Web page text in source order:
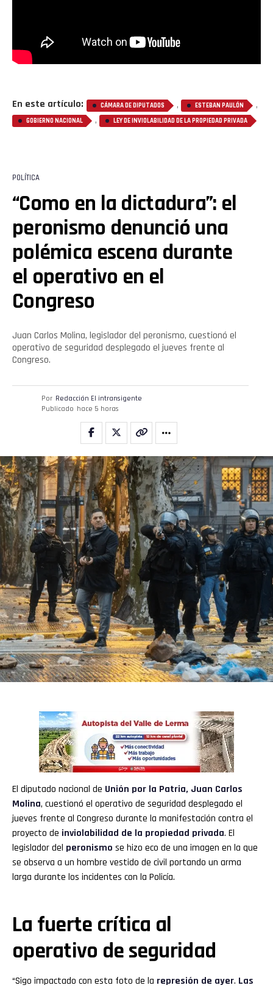
En este artículo: CÁMARA DE DIPUTADOS , ESTEBAN PAULÓN ,
GOBIERNO NACIONAL , LEY DE INVIOLABILIDAD DE LA PROPIEDAD PRIVADA
POLÍTICA
“Como en la dictadura”: el
peronismo denunció una
polémica escena durante
el operativo en el
Congreso
Juan Carlos Molina, legislador del peronismo, cuestionó el
operativo de seguridad desplegado el jueves frente al
Congreso.
Por Redacción El intransigente
Publicado hace 5 horas
El diputado nacional de Unión por la Patria, Juan Carlos
Molina, cuestionó el operativo de seguridad desplegado el
jueves frente al Congreso durante la manifestación contra el
proyecto de inviolabilidad de la propiedad privada. El
legislador del peronismo se hizo eco de una imagen en la que
se observa a un hombre vestido de civil portando un arma
larga durante los incidentes con la Policía.
La fuerte crítica al
operativo de seguridad
“Sigo impactado con esta foto de la represión de ayer. Las